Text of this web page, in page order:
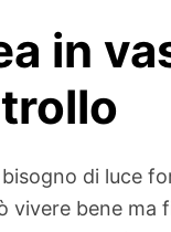
in
di luce
bene ma